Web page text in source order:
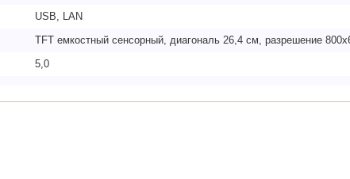
USB, LAN
TFT емкостный сенсорный, диагональ 26,4 см, разрешение
5,0